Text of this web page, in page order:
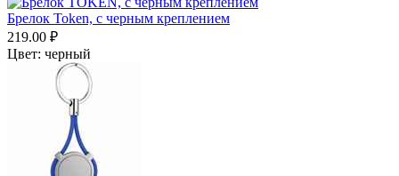
Брелок Token, с черным креплением
219.00 ₽
Цвет: черный